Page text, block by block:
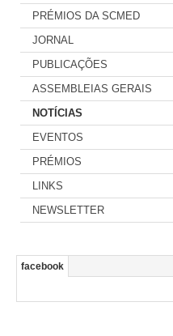
PRÉMIOS DA SCMED
JORNAL
PUBLICAÇÕES
ASSEMBLEIAS GERAIS
NOTÍCIAS
EVENTOS
PRÉMIOS
LINKS
NEWSLETTER
facebook